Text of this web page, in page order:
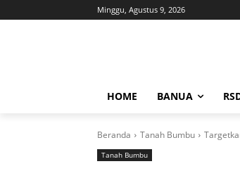
Minggu, Agustus 9, 2026
HOME BANUA
Beranda Tanah Bumbu
Tanah Bumbu